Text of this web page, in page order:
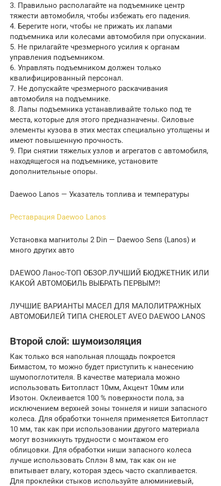
3. Правильно располагайте на подъемнике центр
тяжести автомобиля, чтобы избежать его падения.
4. Берегите ноги, чтобы не прижать их лапами
подъемника или колесами автомобиля при опускании.
5. Не прилагайте чрезмерного усилия к органам
управления подъемником.
6. Управлять подъемником должен только
квалифицированный персонал.
7. Не допускайте чрезмерного раскачивания
автомобиля на подъемнике.
8. Лапы подъемника устанавливайте только под те
места, которые для этого предназначены. Силовые
элементы кузова в этих местах специально утолщены и
имеют повышенную прочность.
9. При снятии тяжелых узлов и агрегатов с автомобиля,
находящегося на подъемнике, установите
дополнительные опоры.
Daewoo Lanos — Указатель топлива и температуры
Реставрация Daewoo Lanos
Установка магнитолы 2 Din — Daewoo Sens (Lanos) и
много других авто
DAEWOO Ланос-ТОП ОБЗОР.ЛУЧШИЙ БЮДЖЕТНИК ИЛИ
КАКОЙ АВТОМОБИЛЬ ВЫБРАТЬ ПЕРВЫМ?!
ЛУЧШИЕ ВАРИАНТЫ МАСЕЛ ДЛЯ МАЛОЛИТРАЖНЫХ
АВТОМОБИЛЕЙ ТИПА CHEROLET AVEO DAEWOO LANOS
Второй слой: шумоизоляция
Как только вся напольная площадь покроется
Бимастом, то можно будет приступить к нанесению
шумопоглотителя. В качестве материала можно
использовать Битопласт 10мм, Акцент 10мм или
Изотон. Оклеивается 100 % поверхности пола, за
исключением верхней зоны тоннеля и ниши запасного
колеса. Для обработки тоннеля применяется Битопласт
10 мм, так как при использовании другого материала
могут возникнуть трудности с монтажом его
облицовки. Для обработки ниши запасного колеса
лучше использовать Сплэн 8 мм, так как он не
впитывает влагу, которая здесь часто скапливается.
Для проклейки стыков используйте алюминиевый,